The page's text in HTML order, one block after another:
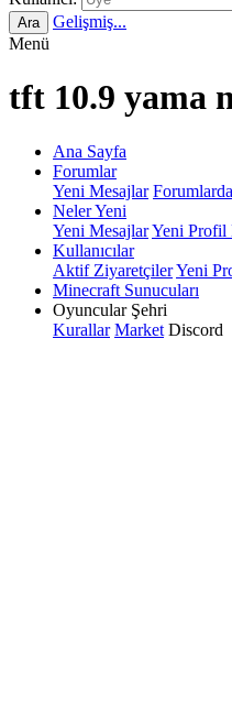
Ara
Gelişmiş...
Menü
tft 10.9 yama
Ana Sayfa
Forumlar
Yeni Mesajlar
Neler Yeni
Yeni MesajlarYeni Profil
Kullanıcılar
Aktif ZiyaretçilerYeni
Minecraft Sunucuları
Oyuncular Şehri
Kurallar Market Discord